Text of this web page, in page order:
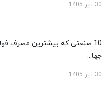
30 تیر 1405
10 صنعتی که بیشترین مصرف فولاد
جها...
30 تیر 1405